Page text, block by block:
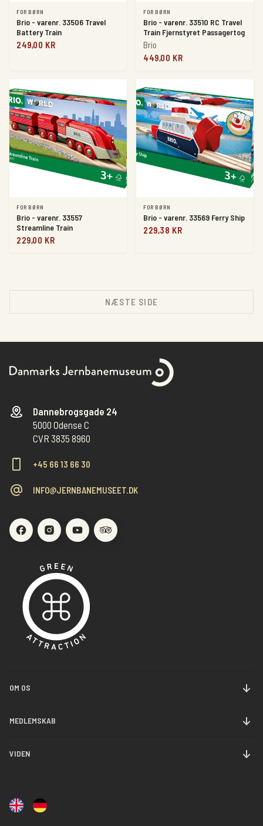
FOR BØRN
Brio - varenr. 33506 Travel
Battery Train
249,00 KR
FOR BØRN
Brio - varenr. 33510 RC Travel
Train Fjernstyret Passagertog
Brio
449,00 KR
FOR BØRN
Brio - varenr. 33557
Streamline Train
229,00 KR
FOR BØRN
Brio - varenr. 33569 Ferry Ship
229,38 KR
NÆSTE SIDE
Dannebrogsgade 24
5000 Odense C
CVR 3835 8960
+45 66 13 66 30
INFO@JERNBANEMUSEET.DK
OM OS
Ledige stillinger
MEDLEMSKAB
VIDEN
Forskning